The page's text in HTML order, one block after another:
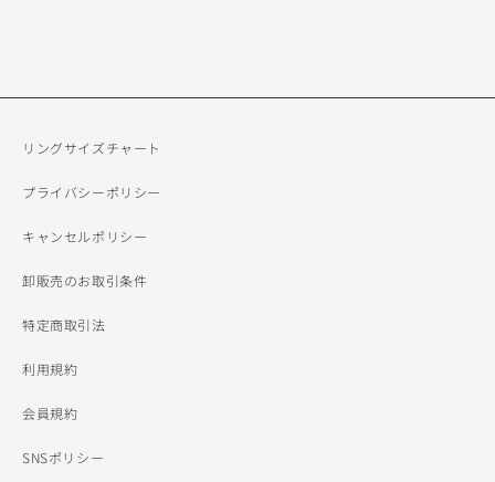
リングサイズチャート
プライバシーポリシー
キャンセルポリシー
卸販売のお取引条件
特定商取引法
利用規約
会員規約
SNSポリシー